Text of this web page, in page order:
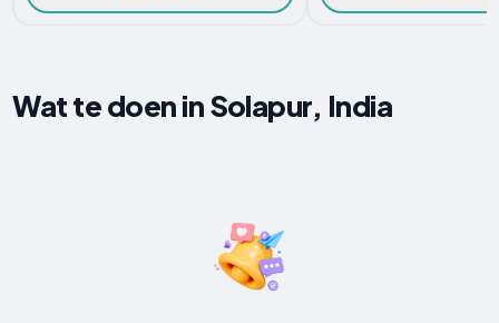
Wat te doen in Solapur, India